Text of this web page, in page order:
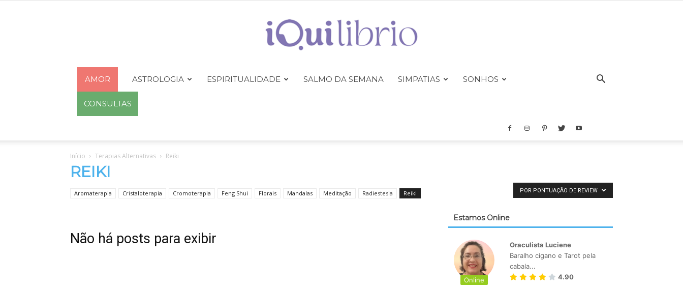
iQuilibrio
AMOR ASTROLOGIA ESPIRITUALIDADE SALMO DA SEMANA SIMPATIAS SONHOS
CONSULTAS
Início Terapias Alternativas Reiki
REIKI
Aromaterapia Cristaloterapia Cromoterapia Feng Shui Florais Mandalas Meditação Radiestesia Reiki POR PONTUAÇÃO DE REVIEW
Não há posts para exibir
Estamos Online